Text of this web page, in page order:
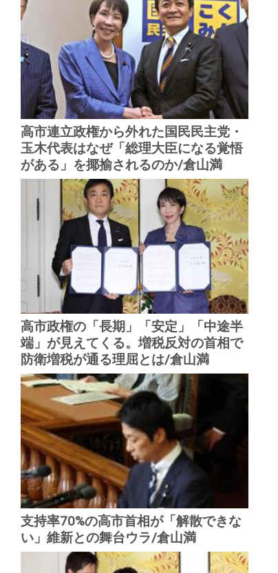
高市連立政権から外れた国民民主党・
玉木代表はなぜ「総理大臣になる覚悟
がある」を揶揄されるのか/倉山満
高市政権の「長期」「安定」「中途半
端」が見えてくる。増税反対の首相で
防衛増税が通る理屈とは/倉山満
支持率70%の高市首相が「解散できな
い」維新との舞台ウラ/倉山満